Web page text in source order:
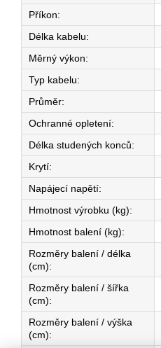
Příkon:
Délka kabelu:
Měrný výkon:
Typ kabelu:
Průměr:
Ochranné opletení:
Délka studených konců:
Krytí:
Napájecí napětí:
Hmotnost výrobku (kg):
Hmotnost balení (kg):
Rozměry balení / délka
(cm):
Rozměry balení / šířka
(cm):
Rozměry balení / výška
(cm):